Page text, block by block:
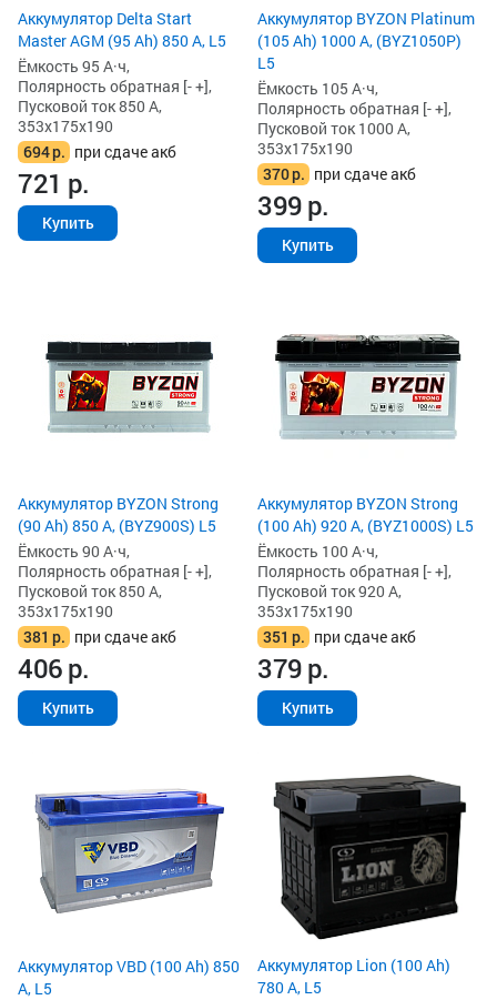
Аккумулятор Delta Start
Master AGM (95 Ah) 850 А, L5
Ёмкость 95 А·ч,
Полярность обратная [- +],
Пусковой ток 850 А,
353x175x190
694р. при сдаче акб
721 р.
Купить
Аккумулятор BYZON Platinum
(105 Ah) 1000 А, (BYZ1050P)
L5
Ёмкость 105 А·ч,
Полярность обратная [- +],
Пусковой ток 1000 А,
353x175x190
370р. при сдаче акб
399р.
Купить
Аккумулятор BYZON Strong
(90 Ah) 850 А, (BYZ900S) L5
Ёмкость 90 А·ч,
Полярность обратная [- +],
Пусковой ток 850 А,
353x175x190
381 р. при сдаче акб
406р.
Купить
Аккумулятор BYZON Strong
(100 Ah) 920 А, (BYZ1000S) L5
Ёмкость 100 А·ч,
Полярность обратная [- +],
Пусковой ток 920 А,
353x175x190
351 р. при сдаче акб
379р.
Купить
Аккумулятор VBD (100 Ah) 850
А, L5
Аккумулятор Lion (100 Ah)
780 А, L5